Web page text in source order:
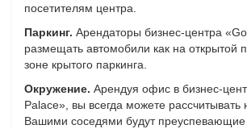
посетителям центра.
Паркинг. Арендаторы бизнес-центра
размещать автомобили как на открытой
зоне крытого паркинга.
Окружение. Арендуя офис в бизнес-
Palace», вы всегда можете рассчитывать
Вашими соседями будут